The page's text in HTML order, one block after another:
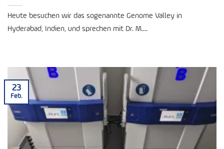
Heute besuchen wir das sogenannte Genome Valley in
Hyderabad, Indien, und sprechen mit Dr. M....
23
Feb.